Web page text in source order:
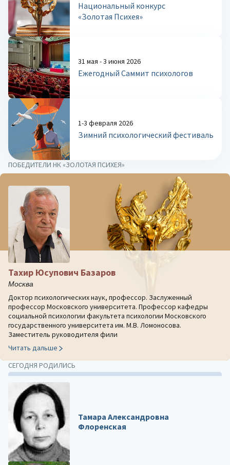
Национальный конкурс
«Золотая Психея»
31 мая - 3 июня 2026
Ежегодный Саммит психологов
1-3 февраля 2026
Зимний психологический фестиваль
ПОБЕДИТЕЛИ НК «ЗОЛОТАЯ ПСИХЕЯ»
Тахир Юсупович Базаров
Москва
Доктор психологических наук, профессор. Заслуженный
профессор Московского университета. Профессор кафедры
социальной психологии факультета психологии Московского
государственного университета им. М.В. Ломоносова.
Заместитель руководителя фили
Читать дальше
СЕГОДНЯ РОДИЛИСЬ
Тамара Александровна
Флоренская